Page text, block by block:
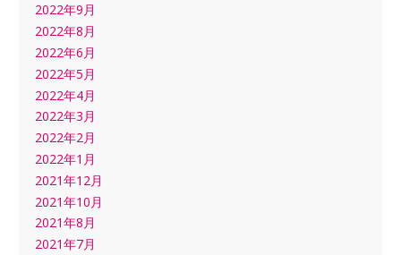
2022年9月
2022年8月
2022年6月
2022年5月
2022年4月
2022年3月
2022年2月
2022年1月
2021年12月
2021年10月
2021年8月
2021年7月